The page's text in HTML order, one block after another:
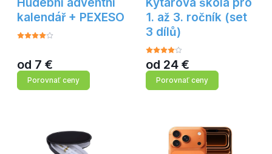
kalendář + PEXESO
od 7 €
Porovnať ceny
1. až 3. ročník (set
3 dílů)
od 24 €
Porovnať ceny